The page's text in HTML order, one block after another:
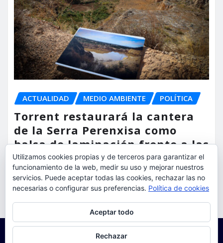
ACTUALIDAD MEDIO AMBIENTE POLÍTICA
Torrent restaurará la cantera
de la Serra Perenxisa como
balsa de laminación frente a las
lluvias torrenciales
torrent al dia Ago 5, 2026
Utilizamos cookies propias y de terceros para garantizar el
funcionamiento de la web, medir su uso y mejorar nuestros
servicios. Puede aceptar todas las cookies, rechazar las no
necesarias o configurar sus preferencias. Política de cookies
Aceptar todo
Rechazar
Para obtener más información, incluido cómo gestionar las cookies,